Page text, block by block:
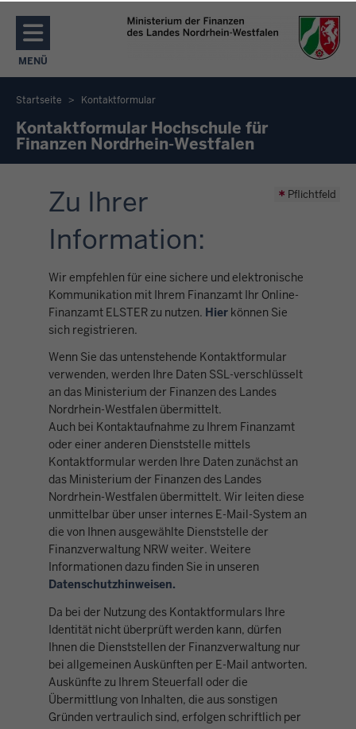
Direkt zum Inhalt
MENÜ
NAVIGATION AKTIVIEREN/DEAKTIVIEREN: MENÜ
Sie
befinden
sich
Startseite Kontaktformular
Kontaktformular Hochschule für
Finanzen Nordrhein-Westfalen
Pflichtfeld
Zu Ihrer
Information:
Wir empfehlen für eine sichere und elektronische
Kommunikation mit Ihrem Finanzamt Ihr Online-
Finanzamt ELSTER zu nutzen. Hierkönnen Sie
sich registrieren.
Wenn Sie das untenstehende Kontaktformular
verwenden, werden Ihre Daten SSL-verschlüsselt
an das Ministerium der Finanzen des Landes
Nordrhein-Westfalen übermittelt.
Auch bei Kontaktaufnahme zu Ihrem Finanzamt
oder einer anderen Dienststelle mittels
Kontaktformular werden Ihre Daten zunächst an
das Ministerium der Finanzen des Landes
Nordrhein-Westfalen übermittelt. Wir leiten diese
unmittelbar über unser internes E-Mail-System an
die von Ihnen ausgewählte Dienststelle der
Finanzverwaltung NRW weiter. Weitere
Informationen dazu finden Sie in unseren
Datenschutzhinweisen.
Da bei der Nutzung des Kontaktformulars Ihre
Identität nicht überprüft werden kann, dürfen
Ihnen die Dienststellen der Finanzverwaltung nur
bei allgemeinen Auskünften per E-Mail antworten.
Auskünfte zu Ihrem Steuerfall oder die
Übermittlung von Inhalten, die aus sonstigen
Gründen vertraulich sind, erfolgen schriftlich per